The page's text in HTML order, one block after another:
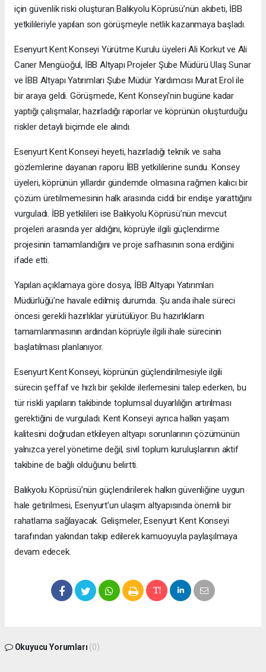
için güvenlik riski oluşturan Balıkyolu Köprüsü’nün akıbeti, İBB
yetkilileriyle yapılan son görüşmeyle netlik kazanmaya başladı.
Esenyurt Kent Konseyi Yürütme Kurulu üyeleri Ali Korkut ve Ali
Caner Mengüoğul, İBB Altyapı Projeler Şube Müdürü Ulaş Sunar
ve İBB Altyapı Yatırımları Şube Müdür Yardımcısı Murat Erol ile
bir araya geldi. Görüşmede, Kent Konseyi'nin bugüne kadar
yaptığı çalışmalar, hazırladığı raporlar ve köprünün oluşturduğu
riskler detaylı biçimde ele alındı.
Esenyurt Kent Konseyi heyeti, hazırladığı teknik ve saha
gözlemlerine dayanan raporu İBB yetkililerine sundu. Konsey
üyeleri, köprünün yıllardır gündemde olmasına rağmen kalıcı bir
çözüm üretilmemesinin halk arasında ciddi bir endişe yarattığını
vurguladı. İBB yetkilileri ise Balıkyolu Köprüsü’nün mevcut
projeleri arasında yer aldığını, köprüyle ilgili güçlendirme
projesinin tamamlandığını ve proje safhasının sona erdiğini
ifade etti.
Yapılan açıklamaya göre dosya, İBB Altyapı Yatırımları
Müdürlüğü’ne havale edilmiş durumda. Şu anda ihale süreci
öncesi gerekli hazırlıklar yürütülüyor. Bu hazırlıkların
tamamlanmasının ardından köprüyle ilgili ihale sürecinin
başlatılması planlanıyor.
Esenyurt Kent Konseyi, köprünün güçlendirilmesiyle ilgili
sürecin şeffaf ve hızlı bir şekilde ilerlemesini talep ederken, bu
tür riskli yapıların takibinde toplumsal duyarlılığın artırılması
gerektiğini de vurguladı. Kent Konseyi ayrıca halkın yaşam
kalitesini doğrudan etkileyen altyapı sorunlarının çözümünün
yalnızca yerel yönetime değil, sivil toplum kuruluşlarının aktif
takibine de bağlı olduğunu belirtti.
Balıkyolu Köprüsü’nün güçlendirilerek halkın güvenliğine uygun
hale getirilmesi, Esenyurt’un ulaşım altyapısında önemli bir
rahatlama sağlayacak. Gelişmeler, Esenyurt Kent Konseyi
tarafından yakından takip edilerek kamuoyuyla paylaşılmaya
devam edecek.
Okuyucu Yorumları (0)